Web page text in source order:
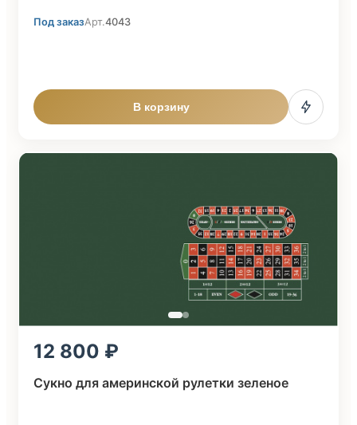
Под заказАрт.4043
В корзину
12 800
Сукно для америнской рулетки зеленое